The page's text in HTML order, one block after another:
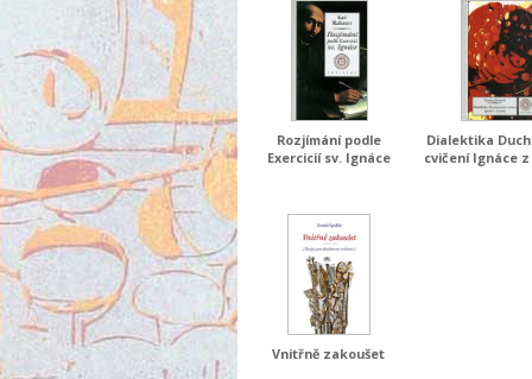
Rozjímání podle
Exercicií sv. Ignáce
Dialektika
cvičení Ignáce
Vnitřně zakoušet